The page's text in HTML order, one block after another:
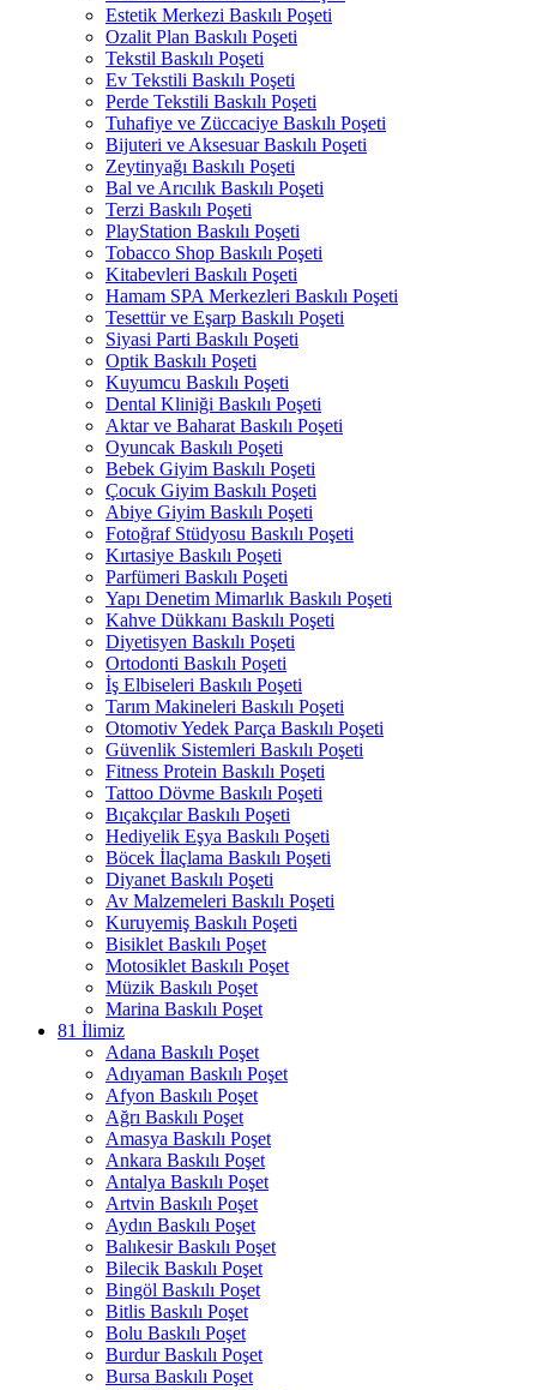
Estetik Merkezi Baskılı Poşeti
Ozalit Plan Baskılı Poşeti
Tekstil Baskılı Poşeti
Ev Tekstili Baskılı Poşeti
Perde Tekstili Baskılı Poşeti
Tuhafiye ve Züccaciye Baskılı Poşeti
Bijuteri ve Aksesuar Baskılı Poşeti
Zeytinyağı Baskılı Poşeti
Bal ve Arıcılık Baskılı Poşeti
Terzi Baskılı Poşeti
PlayStation Baskılı Poşeti
Tobacco Shop Baskılı Poşeti
Kitabevleri Baskılı Poşeti
Hamam SPA Merkezleri Baskılı Poşeti
Tesettür ve Eşarp Baskılı Poşeti
Siyasi Parti Baskılı Poşeti
Optik Baskılı Poşeti
Kuyumcu Baskılı Poşeti
Dental Kliniği Baskılı Poşeti
Aktar ve Baharat Baskılı Poşeti
Oyuncak Baskılı Poşeti
Bebek Giyim Baskılı Poşeti
Çocuk Giyim Baskılı Poşeti
Abiye Giyim Baskılı Poşeti
Fotoğraf Stüdyosu Baskılı Poşeti
Kırtasiye Baskılı Poşeti
Parfümeri Baskılı Poşeti
Yapı Denetim Mimarlık Baskılı Poşeti
Kahve Dükkanı Baskılı Poşeti
Diyetisyen Baskılı Poşeti
Ortodonti Baskılı Poşeti
İş Elbiseleri Baskılı Poşeti
Tarım Makineleri Baskılı Poşeti
Otomotiv Yedek Parça Baskılı Poşeti
Güvenlik Sistemleri Baskılı Poşeti
Fitness Protein Baskılı Poşeti
Tattoo Dövme Baskılı Poşeti
Bıçakçılar Baskılı Poşeti
Hediyelik Eşya Baskılı Poşeti
Böcek İlaçlama Baskılı Poşeti
Diyanet Baskılı Poşeti
Av Malzemeleri Baskılı Poşeti
Kuruyemiş Baskılı Poşeti
Bisiklet Baskılı Poşet
Motosiklet Baskılı Poşet
Müzik Baskılı Poşet
Marina Baskılı Poşet
81 İlimiz
Adana Baskılı Poşet
Adıyaman Baskılı Poşet
Afyon Baskılı Poşet
Ağrı Baskılı Poşet
Amasya Baskılı Poşet
Ankara Baskılı Poşet
Antalya Baskılı Poşet
Artvin Baskılı Poşet
Aydın Baskılı Poşet
Balıkesir Baskılı Poşet
Bilecik Baskılı Poşet
Bingöl Baskılı Poşet
Bitlis Baskılı Poşet
Bolu Baskılı Poşet
Burdur Baskılı Poşet
Bursa Baskılı Poşet